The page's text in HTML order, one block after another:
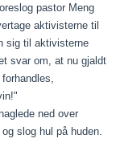
pastor Meng
aktivisterne til
sig til aktivisterne
svar om, at nu gjaldt
ned over
slog hul på huden.